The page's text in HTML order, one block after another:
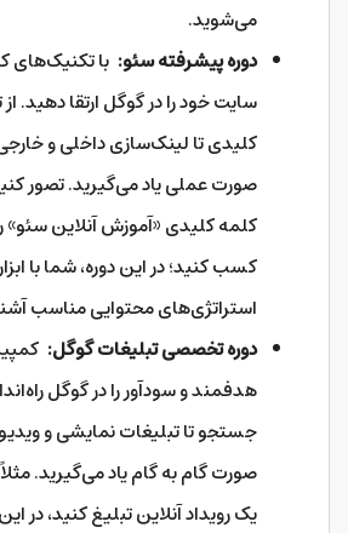
می‌شوید.
دوره پیشرفته سئو: با تکنیک‌های
سایت خود را در گوگل ارتقا دهید.
کلیدی تا لینک‌سازی داخلی و
صورت عملی یاد می‌گیرید. تصور
کلمه کلیدی «آموزش آنلاین سئو»
کسب کنید؛ در این دوره، شما با
استراتژی‌های محتوایی مناسب
دوره تخصصی تبلیغات گوگل:
هدفمند و سودآور را در گوگل
جستجو تا تبلیغات نمایشی و
صورت گام به گام یاد می‌گیرید.
یک رویداد آنلاین تبلیغ کنید، در